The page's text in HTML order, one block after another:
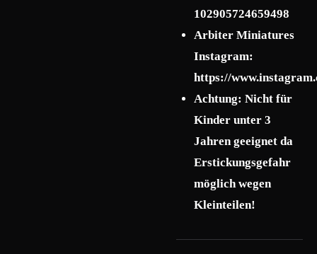
102905724659498
Arbiter Miniatures
Instagram:
https://
Achtung: Nicht für
Kinder unter 3
Jahren geeignet da
Erstickungsgefahr
möglich wegen
Kleinteilen!